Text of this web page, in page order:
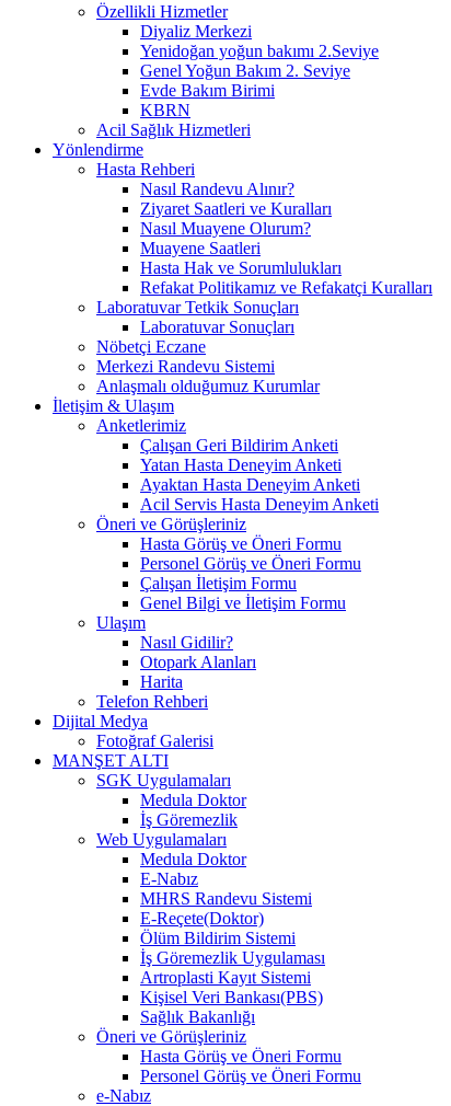
Özellikli Hizmetler
Diyaliz Merkezi
Yenidoğan yoğun bakımı 2.Seviye
Genel Yoğun Bakım 2. Seviye
Evde Bakım Birimi
KBRN
Acil Sağlık Hizmetleri
Yönlendirme
Hasta Rehberi
Nasıl Randevu Alınır?
Ziyaret Saatleri ve Kuralları
Nasıl Muayene Olurum?
Muayene Saatleri
Hasta Hak ve Sorumlulukları
Refakat Politikamız ve Refakatçi Kuralları
Laboratuvar Tetkik Sonuçları
Laboratuvar Sonuçları
Nöbetçi Eczane
Merkezi Randevu Sistemi
Anlaşmalı olduğumuz Kurumlar
İletişim & Ulaşım
Anketlerimiz
Çalışan Geri Bildirim Anketi
Yatan Hasta Deneyim Anketi
Ayaktan Hasta Deneyim Anketi
Acil Servis Hasta Deneyim Anketi
Öneri ve Görüşleriniz
Hasta Görüş ve Öneri Formu
Personel Görüş ve Öneri Formu
Çalışan İletişim Formu
Genel Bilgi ve İletişim Formu
Ulaşım
Nasıl Gidilir?
Otopark Alanları
Harita
Telefon Rehberi
Dijital Medya
Fotoğraf Galerisi
MANŞET ALTI
SGK Uygulamaları
Medula Doktor
İş Göremezlik
Web Uygulamaları
Medula Doktor
E-Nabız
MHRS Randevu Sistemi
E-Reçete(Doktor)
Ölüm Bildirim Sistemi
İş Göremezlik Uygulaması
Artroplasti Kayıt Sistemi
Kişisel Veri Bankası(PBS)
Sağlık Bakanlığı
Öneri ve Görüşleriniz
Hasta Görüş ve Öneri Formu
Personel Görüş ve Öneri Formu
e-Nabız